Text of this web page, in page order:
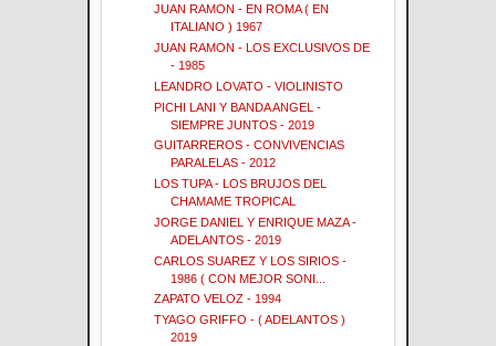
JUAN RAMON - EN ROMA ( EN
ITALIANO ) 1967
JUAN RAMON - LOS EXCLUSIVOS DE
- 1985
LEANDRO LOVATO - VIOLINISTO
PICHI LANI Y BANDA ANGEL -
SIEMPRE JUNTOS - 2019
GUITARREROS - CONVIVENCIAS
PARALELAS - 2012
LOS TUPA - LOS BRUJOS DEL
CHAMAME TROPICAL
JORGE DANIEL Y ENRIQUE MAZA -
ADELANTOS - 2019
CARLOS SUAREZ Y LOS SIRIOS -
1986 ( CON MEJOR SONI...
ZAPATO VELOZ - 1994
TYAGO GRIFFO - ( ADELANTOS )
2019